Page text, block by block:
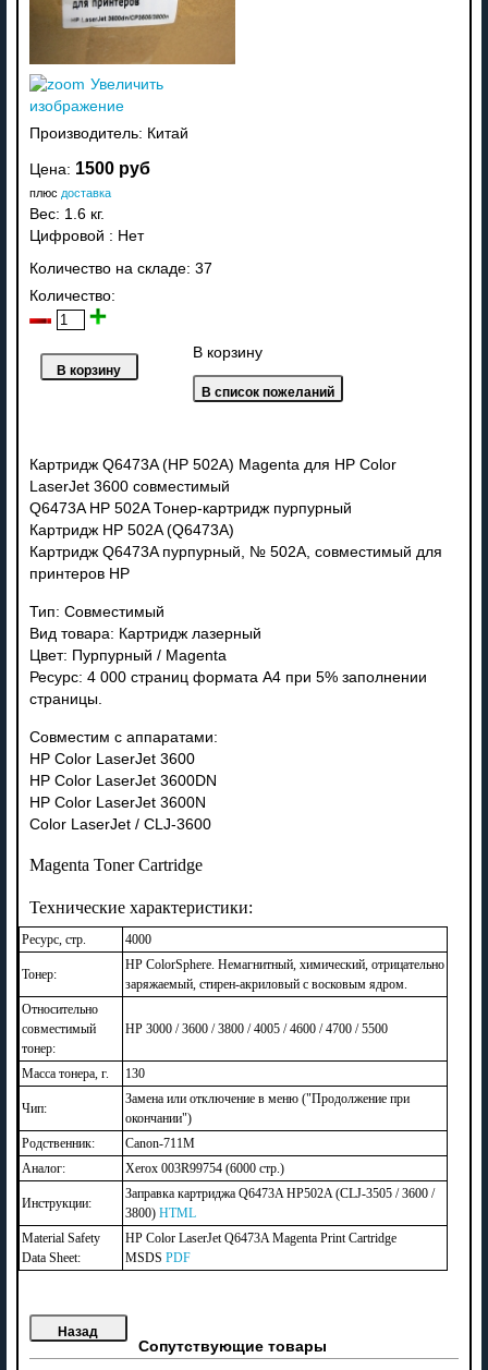
Увеличить
изображение
Производитель: Китай
Цена: 1500 руб
плюс доставка
Вес: 1.6 кг.
Цифровой : Нет
Количество на складе: 37
Количество:
В корзину
Картридж Q6473A (HP 502A) Magenta для HP Color
LaserJet 3600 совместимый
Q6473A HP 502A Тонер-картридж пурпурный
Картридж HP 502A (Q6473A)
Картридж Q6473A пурпурный, № 502A, совместимый для
принтеров HP
Тип: Совместимый
Вид товара: Картридж лазерный
Цвет: Пурпурный / Magenta
Ресурс: 4 000 страниц формата А4 при 5% заполнении
страницы.
Совместим с аппаратами:
HP Color LaserJet 3600
HP Color LaserJet 3600DN
HP Color LaserJet 3600N
Color LaserJet / CLJ-3600
Magenta Toner Cartridge
Технические характеристики:
Ресурс, стр. 4000
Тонер:
HP ColorSphere. Немагнитный, химический, отрицательно
заряжаемый, стирен-акриловый с восковым ядром.
Относительно
совместимый
тонер:
HP 3000 / 3600 / 3800 / 4005 / 4600 / 4700 / 5500
Масса тонера, г. 130
Чип:
Замена или отключение в меню ("Продолжение при
окончании")
Родственник:
Canon-711M
Аналог:
Xerox 003R99754 (6000 стр.)
Инструкции:
Заправка картриджа Q6473A HP502A (CLJ-3505 / 3600 /
3800) HTML
Material Safety
Data Sheet:
HP Color LaserJet Q6473A Magenta Print Cartridge
MSDS PDF
Сопутствующие товары